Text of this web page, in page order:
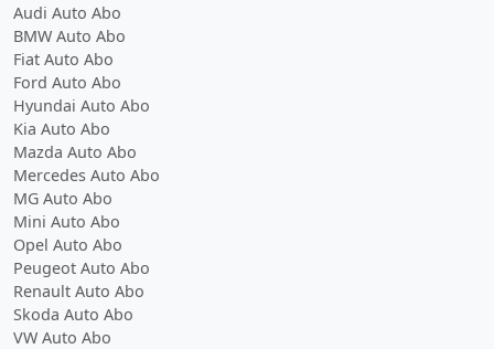
Audi Auto Abo
BMW Auto Abo
Fiat Auto Abo
Ford Auto Abo
Hyundai Auto Abo
Kia Auto Abo
Mazda Auto Abo
Mercedes Auto Abo
MG Auto Abo
Mini Auto Abo
Opel Auto Abo
Peugeot Auto Abo
Renault Auto Abo
Skoda Auto Abo
VW Auto Abo